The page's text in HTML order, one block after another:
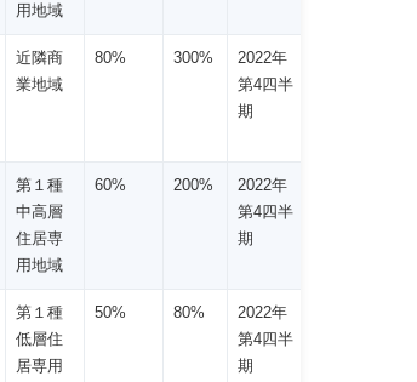
用地域
近隣商
業地域
80% 300%
2022年
第4四半
期
第１種
中高層
住居専
用地域
60% 200%
2022年
第4四半
期
第１種
低層住
居専用
50% 80%
2022年
第4四半
期